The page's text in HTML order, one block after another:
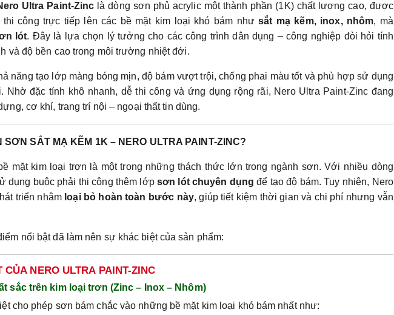
Ultra Paint-Zinc là dòng sơn phủ acrylic một thành phần (1K) chất lượng cao, được
thi công trực tiếp lên các bề mặt kim loại khó bám nhưsắt mạ kẽm, inox, nhôm, mà
lót. Đây là lựa chọn lý tưởng cho các công trình dân dụng – công nghiệp đòi hỏi tính
và độ bền cao trong môi trường nhiệt đới.
năng tạo lớp màng bóng mịn, độ bám vượt trội, chống phai màu tốt và phù hợp sử dụng
Nhờ đặc tính khô nhanh, dễ thi công và ứng dụng rộng rãi, Nero Ultra Paint-Zinc đang
cơ khí, trang trí nội – ngoại thất tin dùng.
SƠN SẮT MẠ KẼM 1K – NERO ULTRA PAINT-ZINC?
mặt kim loại trơn là một trong những thách thức lớn trong ngành sơn. Với nhiều dòng
dụng buộc phải thi công thêm lớp sơn lót chuyên dụng để tạo độ bám. Tuy nhiên, Nero
triển nhằm loại bỏ hoàn toàn bước này, giúp tiết kiệm thời gian và chi phí nhưng vẫn
nổi bật đã làm nên sự khác biệt của sản phẩm:
NERO ULTRA PAINT-ZINC
sắc trên kim loại trơn (Zinc – Inox – Nhôm)
cho phép sơn bám chắc vào những bề mặt kim loại khó bám nhất như: